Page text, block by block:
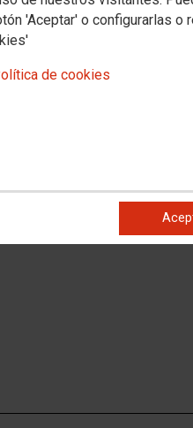
'Aceptar' o configurarlas o
de cookies